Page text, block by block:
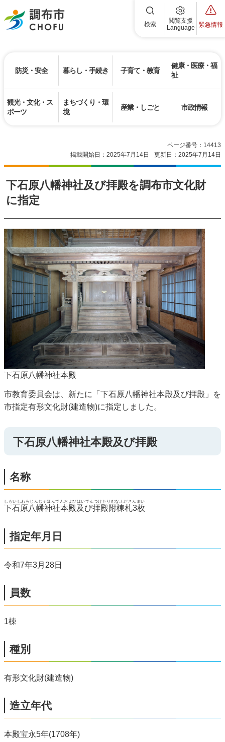
調布市 検索
閲覧支援
Language
緊急情報
防災・安全 暮らし・手続き 子育て・教育
健康・医療・福
祉
観光・文化・ス
ポーツ
まちづくり・環
境
産業・しごと 市政情報
ページ番号：14413
掲載開始日：2025年7月14日
更新日：2025年7月14日
下石原八幡神社及び拝殿を調布市文化財
に指定
下石原八幡神社本殿
市教育委員会は、新たに「下石原八幡神社本殿及び拝殿」を
市指定有形文化財(建造物)に指定しました。
下石原八幡神社本殿及び拝殿
名称
下石原八幡神社本殿及び拝殿附棟札3枚
しもいしわらじんじゃほんでんおよびはいでんつけたりむなふださんまい
指定年月日
令和7年3月28日
員数
1棟
種別
有形文化財(建造物)
造立年代
本殿宝永5年(1708年)